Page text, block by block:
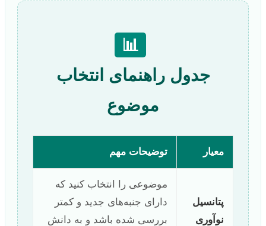
📊
جدول راهنمای انتخاب
موضوع
معیار توضیحات مهم
پتانسیل
نوآوری
موضوعی را انتخاب کنید که
دارای جنبه‌های جدید و کمتر
بررسی شده باشد و به دانش